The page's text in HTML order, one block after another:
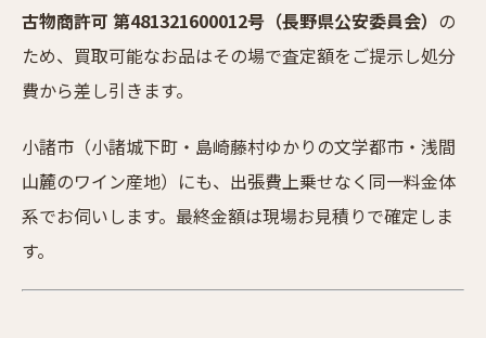
古物商許可 第481321600012号（長野県公安委員会） の
ため、買取可能なお品はその場で査定額をご提示し処分
費から差し引きます。
小諸市（小諸城下町・島崎藤村ゆかりの文学都市・浅間
山麓のワイン産地）にも、出張費上乗せなく同一料金体
系でお伺いします。最終金額は現場お見積りで確定しま
す。